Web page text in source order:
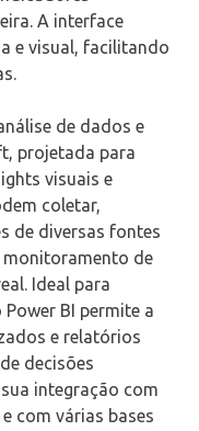
A interface
e visual, facilitando
de dados e
projetada para
visuais e
coletar,
de diversas fontes
de
Ideal para
BI permite a
e relatórios
decisões
integração com
com várias bases